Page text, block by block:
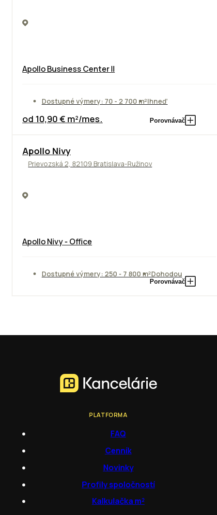
Apollo Business Center II
Dostupné výmery: 70 - 2 700 m²Ihneď
od 10,90 € m²/mes. Porovnávač
Apollo Nivy
Prievozská 2, 82109 Bratislava-Ružinov
Apollo Nivy - Office
Dostupné výmery: 250 - 7 800 m²Dohodou
Porovnávač
PLATFORMA
FAQ
Cenník
Novinky
Profily spoločností
Kalkulačka m²